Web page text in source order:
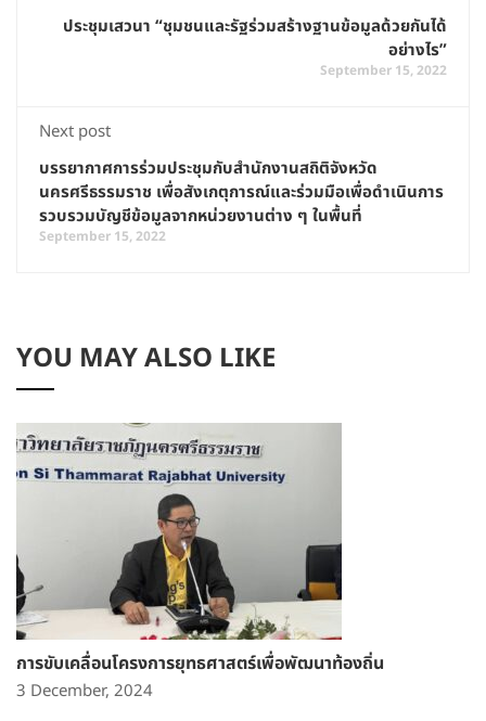
ประชุมเสวนา “ชุมชนและรัฐร่วมสร้างฐานข้อมูลด้วยกันได้
อย่างไร”
September 15, 2022
Next post
บรรยากาศการร่วมประชุมกับสำนักงานสถิติจังหวัด
นครศรีธรรมราช เพื่อสังเกตุการณ์และร่วมมือเพื่อดำเนินการ
รวบรวมบัญชีข้อมูลจากหน่วยงานต่าง ๆ ในพื้นที่
September 15, 2022
YOU MAY ALSO LIKE
การขับเคลื่อนโครงการยุทธศาสตร์เพื่อพัฒนาท้องถิ่น
3 December, 2024